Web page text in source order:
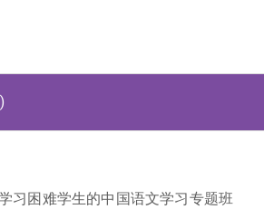
习困难学生的中国语文学习专题班